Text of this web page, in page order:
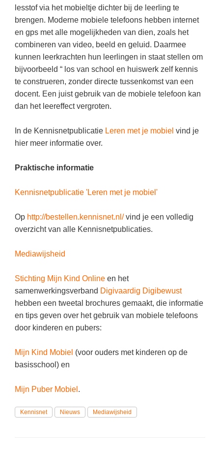
Haarlem(16)
Alkmaar(16)
Muziek
Nederlands
Rekenen / Wiskunde
Scheikunde
Sociale vaardigheden
Studievaardigheden
Topografie
THEMA'S
Budgetteren
Duurzaamheid
Eerste wereldoorlog
Evolutieleer
Godsdienstonderwijs
Kinderboekenweek
Kleurplaten
Examentraining
Frans
Geschiedenis
Media
Nederlands
Rekenen
Studievaardigheden
LESMATERIAAL
Beeldende Vorming
Geld PO
Maatschappijleer
Orientatie
Rekenen
Sociale vaardigheden
Taalvaardigheid
Vakoverstijgend
Verzorging
lesstof via het mobieltje dichter bij de leerling te
brengen. Moderne mobiele telefoons hebben internet
en gps met alle mogelijkheden van dien, zoals het
combineren van video, beeld en geluid. Daarmee
kunnen leerkrachten hun leerlingen in staat stellen om
bijvoorbeeld “ los van school en huiswerk zelf kennis
te construeren, zonder directe tussenkomst van een
docent. Een juist gebruik van de mobiele telefoon kan
dan het leereffect vergroten.
In de Kennisnetpublicatie Leren met je mobiel vind je
hier meer informatie over.
Praktische informatie
Kennisnetpublicatie 'Leren met je mobiel'
Op http://bestellen.kennisnet.nl/vind je een volledig
overzicht van alle Kennisnetpublicaties.
Mediawijsheid
Stichting Mijn Kind Online en het
samenwerkingsverband Digivaardig Digibewust
hebben een tweetal brochures gemaakt, die informatie
en tips geven over het gebruik van mobiele telefoons
door kinderen en pubers:
Mijn Kind Mobiel (voor ouders met kinderen op de
basisschool) en
Mijn Puber Mobiel .
Kennisnet Nieuws Mediawijsheid